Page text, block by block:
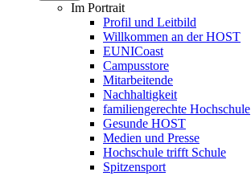
Im Portrait
Profil und Leitbild
Willkommen an der HOST
EUNICoast
Campusstore
Mitarbeitende
Nachhaltigkeit
familiengerechte Hochschule
Gesunde HOST
Medien und Presse
Hochschule trifft Schule
Spitzensport